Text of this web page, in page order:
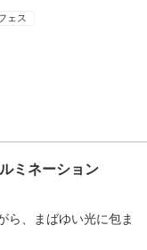
ェス
ミネーション
ら、まばゆい光に包ま